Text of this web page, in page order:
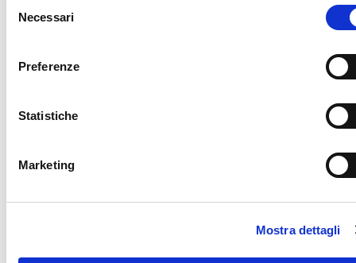
delNecessari
Preferenze
Statistiche
Marketing
Mostra dettagli